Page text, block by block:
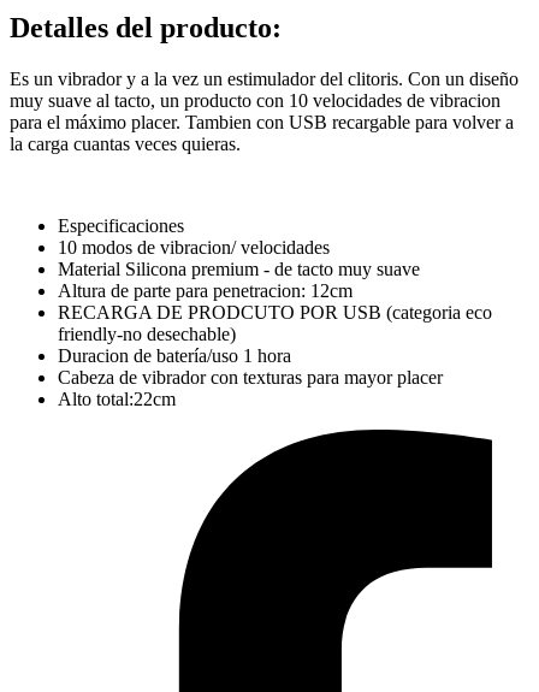
Detalles del producto:
Es un vibrador y a la vez un estimulador del clitoris. Con un diseño
muy suave al tacto, un producto con 10 velocidades de vibracion
para el máximo placer. Tambien con USB recargable para volver a
la carga cuantas veces quieras.
Especificaciones
10 modos de vibracion/ velocidades
Material Silicona premium - de tacto muy suave
Altura de parte para penetracion: 12cm
RECARGA DE PRODCUTO POR USB (categoria eco
friendly-no desechable)
Duracion de batería/uso 1 hora
Cabeza de vibrador con texturas para mayor placer
Alto total:22cm